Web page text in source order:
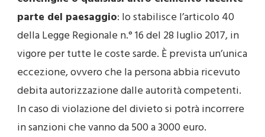
parte del paesaggio: lo stabilisce l’articolo 40
della Legge Regionale n.° 16 del 28 luglio 2017, in
vigore per tutte le coste sarde. È prevista un’unica
eccezione, ovvero che la persona abbia ricevuto
debita autorizzazione dalle autorità competenti.
In caso di violazione del divieto si potrà incorrere
in sanzioni che vanno da 500 a 3000 euro.